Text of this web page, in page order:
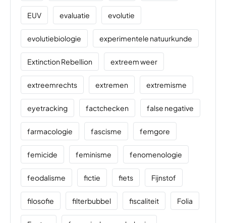
EUV evaluatie evolutie
evolutiebiologie experimentele natuurkunde
Extinction Rebellion extreem weer
extreemrechts extremen extremisme
eyetracking factchecken false negative
farmacologie fascisme femgore
femicide feminisme fenomenologie
feodalisme fictie fiets Fijnstof
filosofie filterbubbel fiscaliteit Folia